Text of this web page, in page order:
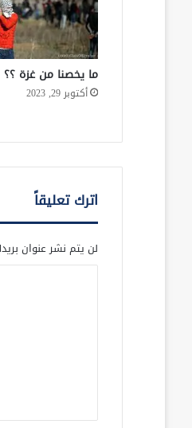
ما يخصنا من غزة ؟؟
أكتوبر 29, 2023
اترك تعليقاً
لن يتم نشر عنوان
ق